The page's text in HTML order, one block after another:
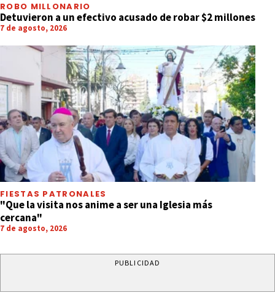
ROBO MILLONARIO
Detuvieron a un efectivo acusado de robar $2 millones
7 de agosto, 2026
FIESTAS PATRONALES
"Que la visita nos anime a ser una Iglesia más
cercana"
7 de agosto, 2026
PUBLICIDAD